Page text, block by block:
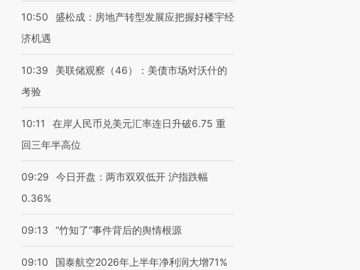
10:50
盛松成：房地产转型发展应把握好楼宇经
济机遇
10:39
美联储观察（46）：美债市场对沃什的
考验
10:11
在岸人民币兑美元汇率连日升破6.75 重
回三年半高位
09:29
今日开盘：两市双双低开 沪指跌幅
0.36%
09:13 “竹知了”事件背后的舆情根源
09:10
国泰航空2026年上半年净利润大增71%